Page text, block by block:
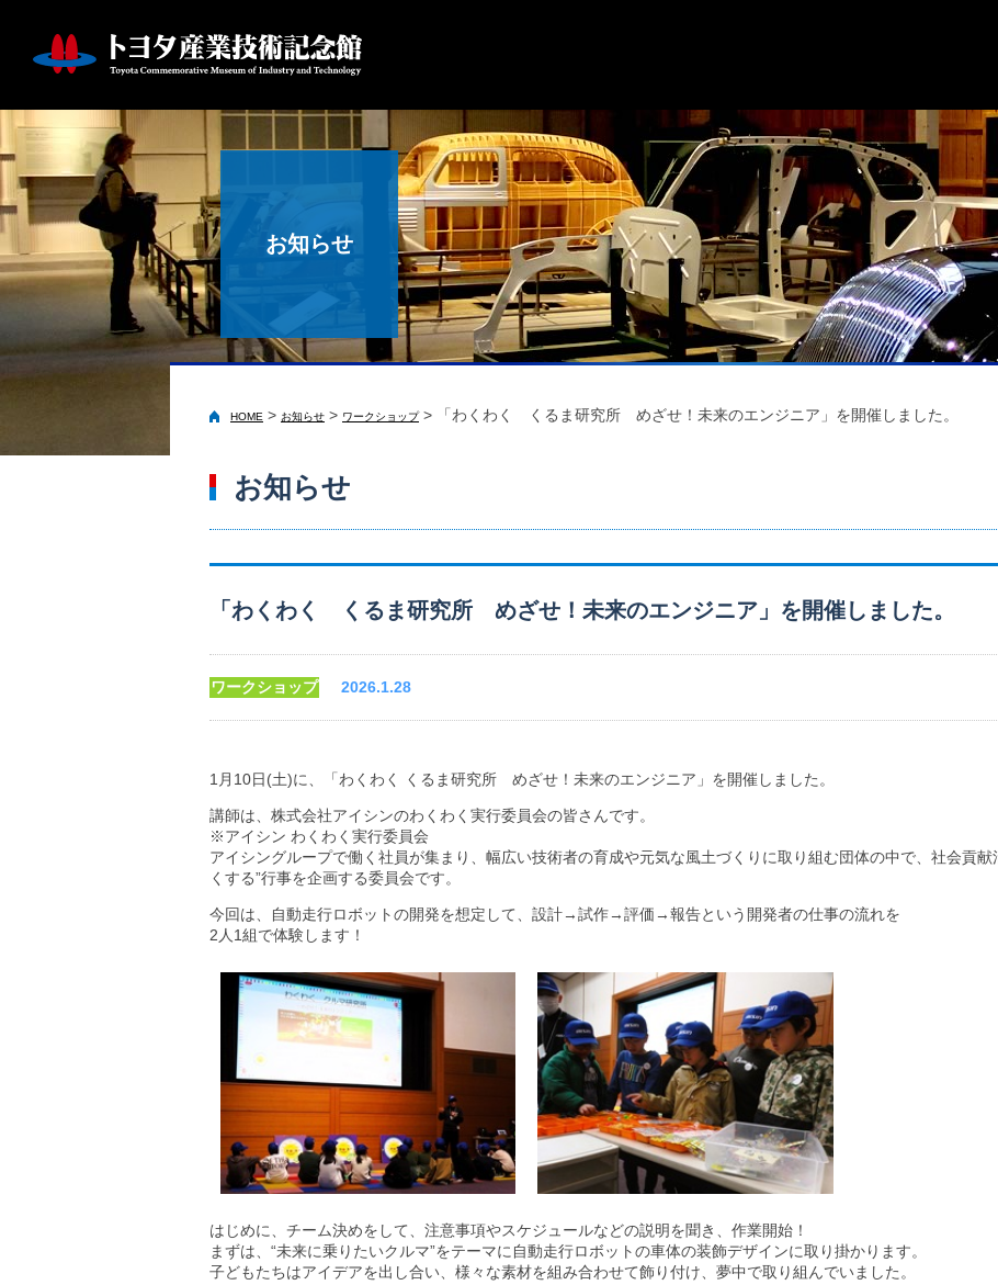
お知らせ
HOME > お知らせ > ワークショップ> 「わくわく くるま研究所 めざせ！未来のエンジニア」を開催しました。
お知らせ
「わくわく くるま研究所 めざせ！未来のエンジニア」を開催しました。
ワークショップ 2026.1.28
1月10日(土)に、「わくわく くるま研究所 めざせ！未来のエンジニア」を開催しました。
講師は、株式会社アイシンのわくわく実行委員会の皆さんです。
※アイシン わくわく実行委員会
アイシングループで働く社員が集まり、幅広い技術者の育成や元気な風土づくりに取り組む団体の中で、社会貢
くする”行事を企画する委員会です。
今回は、自動走行ロボットの開発を想定して、設計→試作→評価→報告という開発者の仕事の流れを
2人1組で体験します！
はじめに、チーム決めをして、注意事項やスケジュールなどの説明を聞き、作業開始！
まずは、“未来に乗りたいクルマ”をテーマに自動走行ロボットの車体の装飾デザインに取り掛かります。
子どもたちはアイデアを出し合い、様々な素材を組み合わせて飾り付け、夢中で取り組んでいました。